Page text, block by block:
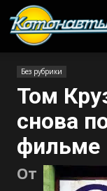
Без рубрики
Том
снова
фильме
От